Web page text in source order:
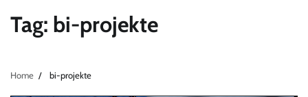
Tag: bi-projekte
Home bi-projekte